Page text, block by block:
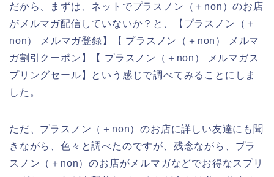
だから、まずは、ネットでプラスノン（＋non）のお店
がメルマガ配信していないか？と、【プラスノン（＋
non） メルマガ登録】【 プラスノン（＋non） メルマ
ガ割引クーポン】【 プラスノン（＋non） メルマガス
プリングセール】という感じで調べてみることにしま
した。
ただ、プラスノン（＋non）のお店に詳しい友達にも聞
きながら、色々と調べたのですが、残念ながら、プラ
スノン（＋non）のお店がメルマガなどでお得なスプリ